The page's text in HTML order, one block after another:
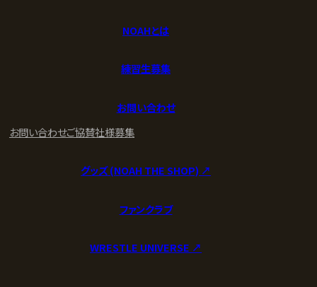
NOAHとは
練習生募集
お問い合わせ
お問い合わせご協賛社様募集
グッズ (NOAH THE SHOP) ↗︎
ファンクラブ
WRESTLE UNIVERSE ↗︎